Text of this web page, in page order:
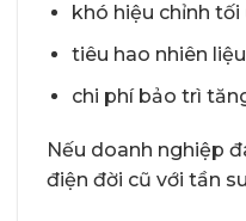
khó hiệu chỉnh tối
tiêu hao nhiên
chi phí bảo trì
Nếu doanh nghiệp
điện đời cũ với tần